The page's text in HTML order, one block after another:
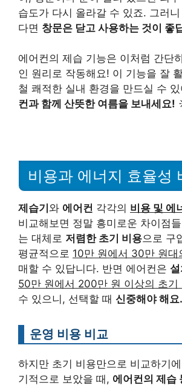
습도가 다시 올라갈 수 있죠. 그러
다면 창문은 닫고 사용하는 것이 좋
에어컨의 제습 기능은 이처럼 간단
인 원리로 작동해요! 이 기능을 잘
철 쾌적한 실내 환경을 만드실 수
컨과 함께 산뜻한 여름을 보내세요!
비용과 에너지 효율성
제습기와 에어컨 각각의 비용 및 에
비교해보면 정말 흥미로운 차이점
는 대체로 저렴한 초기 비용으로 구
평균적으로 10만 원에서 30만 원대
매할 수 있답니다. 반면 에어컨은
50만 원에서 200만 원 이상의 초기
수 있으니, 선택할 때 신중해야 해요.
운영 비용 비교
하지만 초기 비용만으로 비교하기
기적으로 보았을 때, 에어컨의 제습